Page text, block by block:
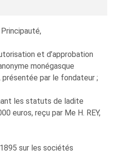
et d’approbation
monégasque
par le fondateur ;
les statuts de ladite
euros, reçu par Me H. REY,
sur les sociétés